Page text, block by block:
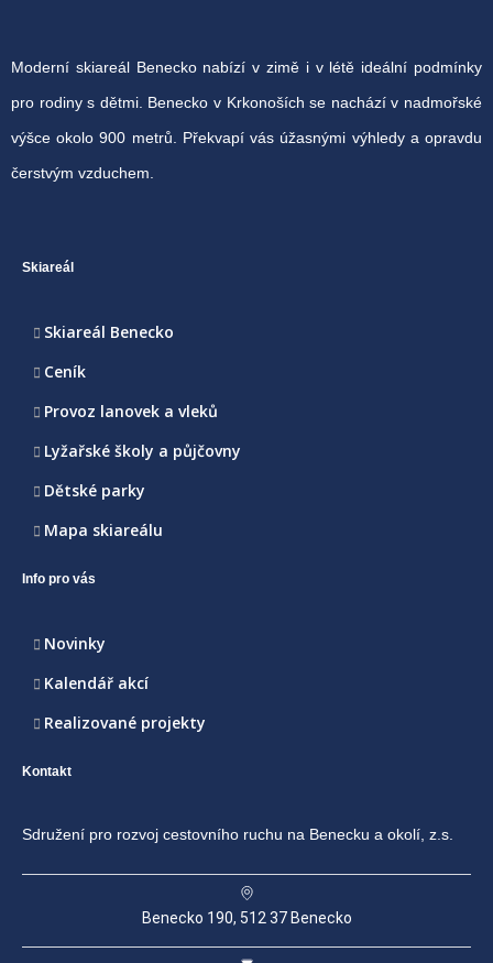
Moderní skiareál Benecko nabízí v zimě i v létě ideální podmínky
pro rodiny s dětmi. Benecko v Krkonoších se nachází v nadmořské
výšce okolo 900 metrů. Překvapí vás úžasnými výhledy a opravdu
čerstvým vzduchem.
Skiareál
Skiareál Benecko
Ceník
Provoz lanovek a vleků
Lyžařské školy a půjčovny
Dětské parky
Mapa skiareálu
Info pro vás
Novinky
Kalendář akcí
Realizované projekty
Kontakt
Sdružení pro rozvoj cestovního ruchu na Benecku a okolí, z.s.
Benecko 190, 512 37 Benecko